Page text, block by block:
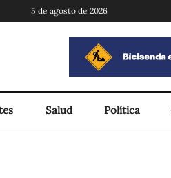
5 de agosto de 2026
Salud Política